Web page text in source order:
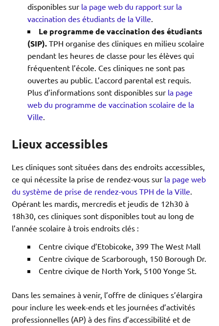
disponibles sur la page web du rapport sur la
vaccination des étudiants de la Ville.
Le programme de vaccination des étudiants
(SIP). TPH organise des cliniques en milieu scolaire
pendant les heures de classe pour les élèves qui
fréquentent l’école. Ces cliniques ne sont pas
ouvertes au public. L’accord parental est requis.
Plus d’informations sont disponibles sur la page
web du programme de vaccination scolaire de la
Ville.
Lieux accessibles
Les cliniques sont situées dans des endroits accessibles,
ce qui nécessite la prise de rendez-vous sur la page web
du système de prise de rendez-vous TPH de la Ville.
Opérant les mardis, mercredis et jeudis de 12h30 à
18h30, ces cliniques sont disponibles tout au long de
l’année scolaire à trois endroits clés :
Centre civique d’Etobicoke, 399 The West Mall
Centre civique de Scarborough, 150 Borough Dr.
Centre civique de North York, 5100 Yonge St.
Dans les semaines à venir, l’offre de cliniques s’élargira
pour inclure les week-ends et les journées d’activités
professionnelles (AP) à des fins d’accessibilité et de